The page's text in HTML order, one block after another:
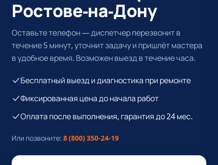
Ростове-на-Дону
Оставьте телефон — диспетчер перезвонит в
течение 5 минут, уточнит задачу и пришлёт мастера
в удобное время. Возможен выезд в течение часа.
Бесплатный выезд и диагностика при ремонте
Фиксированная цена до начала работ
Оплата после выполнения, гарантия до 24 мес.
Или позвоните: 8 (800) 350-24-19